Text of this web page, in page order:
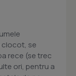
clocot, se
rece (se trec
ori, pentru a